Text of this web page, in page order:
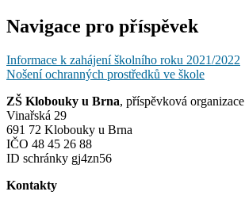
Navigace pro příspěvek
Informace k zahájení školního roku 2021/2022
Nošení ochranných prostředků ve škole
ZŠ Klobouky u Brna, příspěvková organizace
Vinařská 29
691 72 Klobouky u Brna
IČO 48 45 26 88
ID schránky gj4zn56
Kontakty